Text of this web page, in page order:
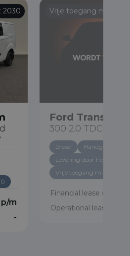
2030
m
-
Vrije toegang
Ford Transit
300 2.0 TDCI L2H1
Diesel
Handgeschakeld
Levering door heel
Vrije toegang milieuzones
Financial lease
Operational lease